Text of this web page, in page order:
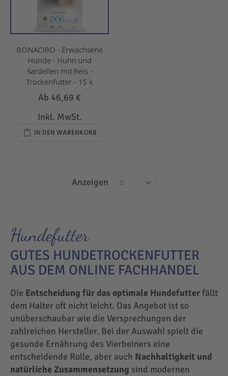
BONACIBO - Erwachsene
Hunde - Huhn und
Sardellen mit Reis -
Trockenfutter - 15 k
Ab 46,69 €
Inkl. MwSt.
IN DEN WARENKORB
Anzeigen
Hundefutter
GUTES HUNDETROCKENFUTTER
AUS DEM ONLINE FACHHANDEL
Die Entscheidung für das optimale Hundefutterfällt
dem Halter oft nicht leicht. Das Angebot ist so
unüberschaubar wie die Versprechungen der
zahlreichen Hersteller. Bei der Auswahl spielt die
gesunde Ernährung des Vierbeiners eine
entscheidende Rolle, aber auch Nachhaltigkeit und
natürliche Zusammensetzung sind modernen